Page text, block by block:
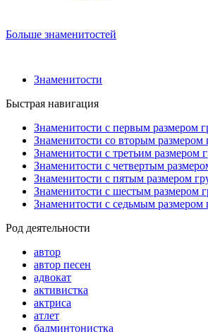
Больше знаменитостей
Знаменитости
Быстрая навигация
Знаменитости с первым размером
Знаменитости со вторым размером
Знаменитости с третьим размером
Знаменитости с четвертым
Знаменитости с пятым размером
Знаменитости с шестым размером
Знаменитости с седьмым размером
Род деятельности
автор
автор песен
адвокат
активистка
актриса
атлет
бадминтонистка